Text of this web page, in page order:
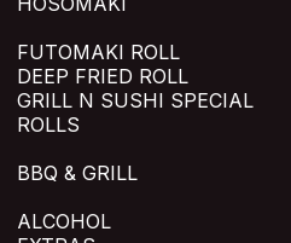
FUTOMAKI ROLL
DEEP FRIED ROLL
GRILL N SUSHI SPECIAL
ROLLS
BBQ & GRILL
ALCOHOL